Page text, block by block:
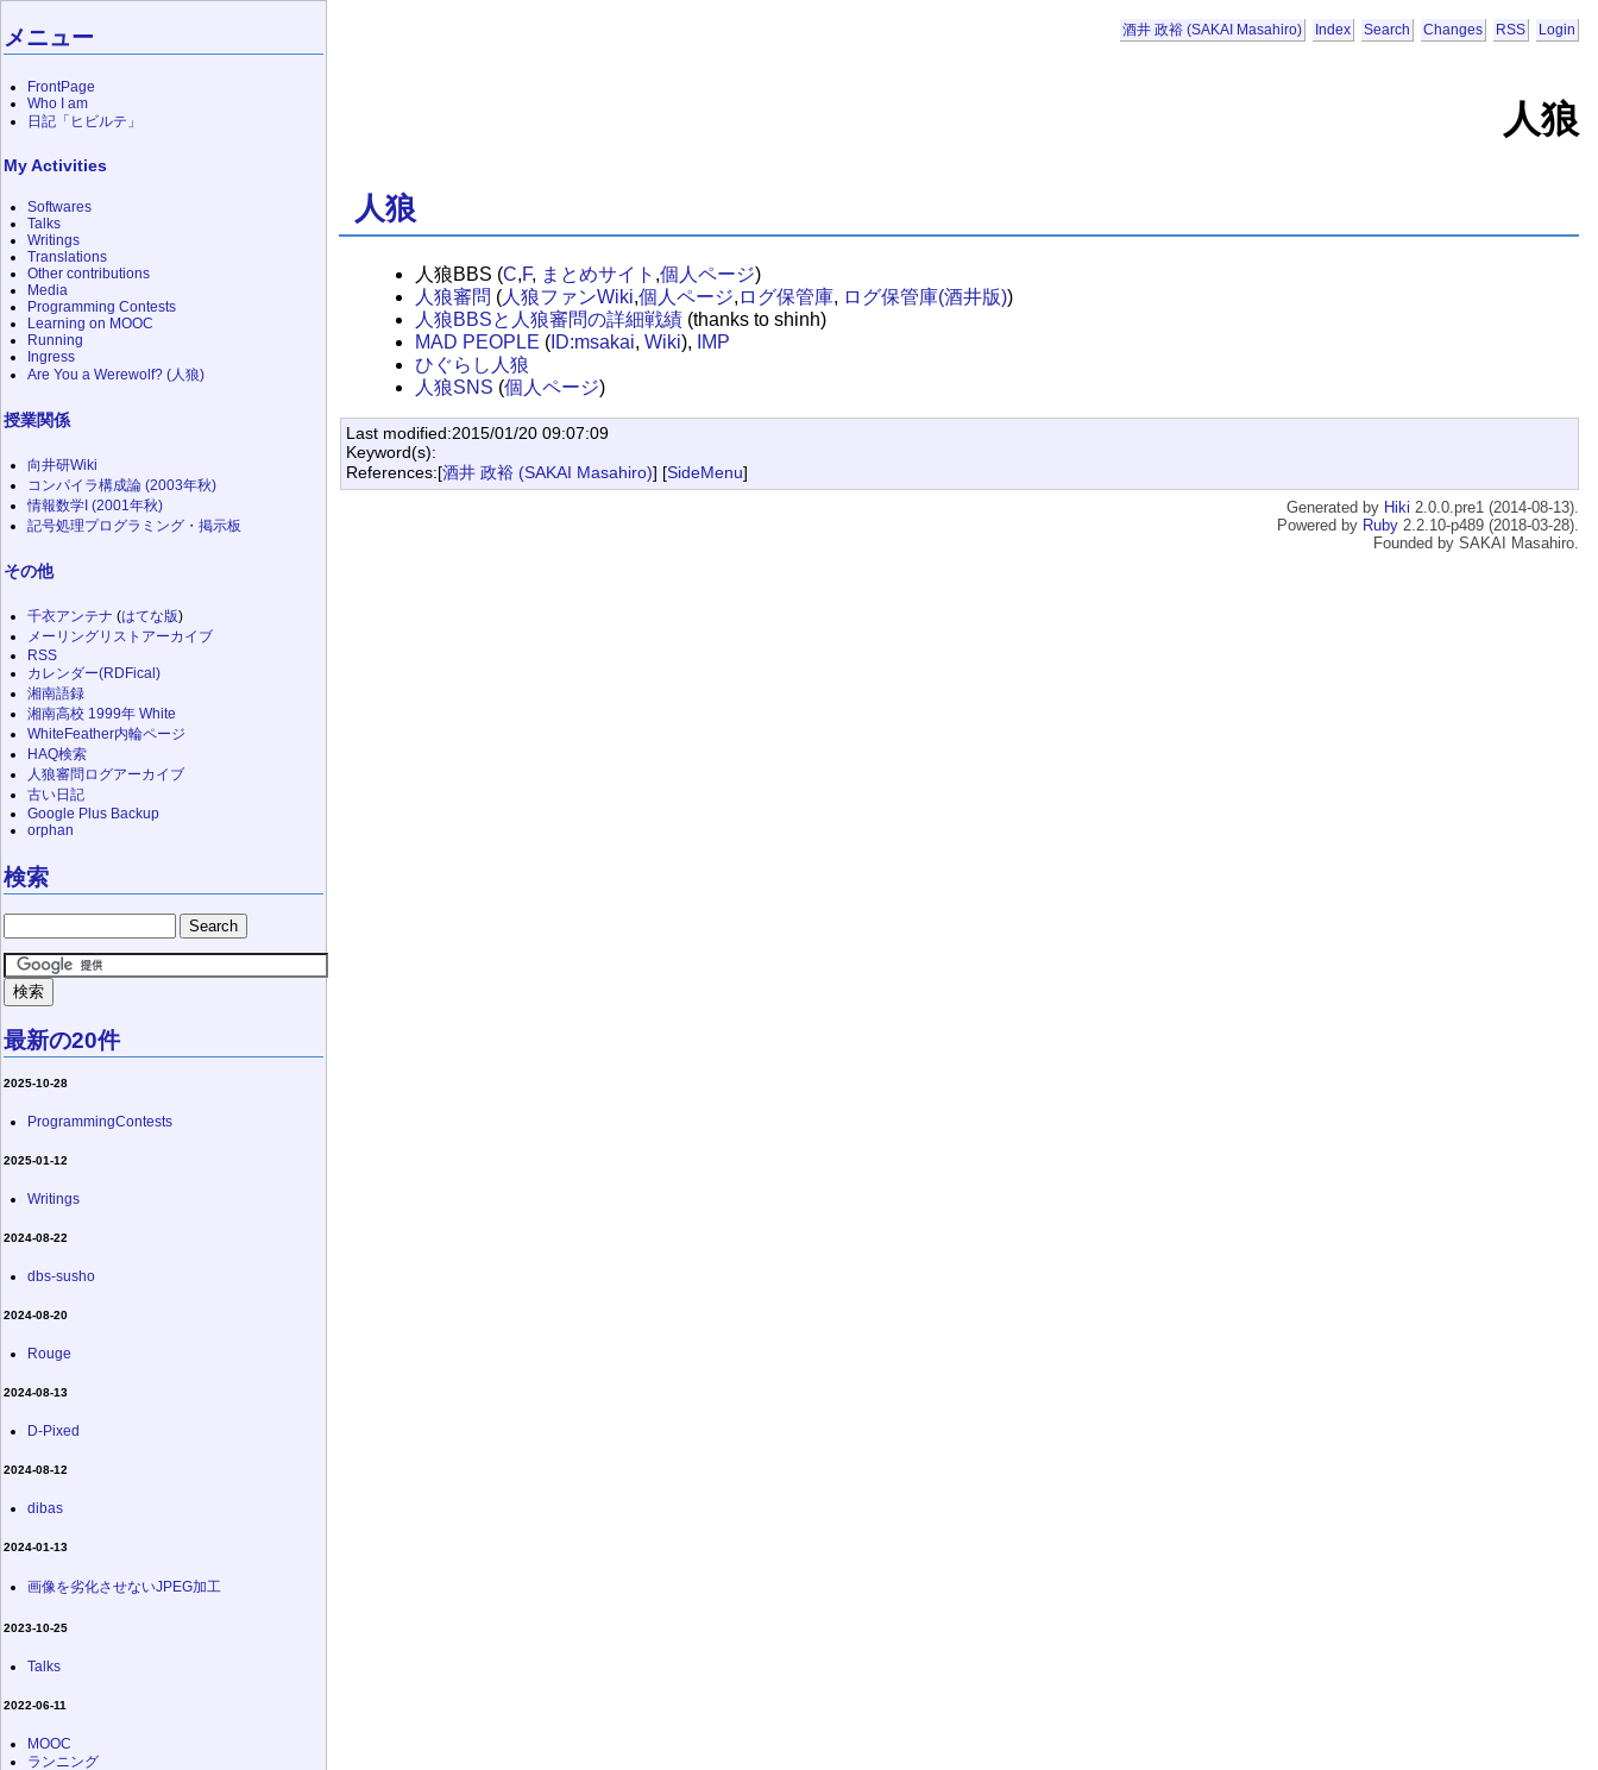
酒井 政裕 (SAKAI Masahiro) Index Search Changes RSS Login
人狼
人狼
人狼BBS (C,F, まとめサイト ,個人ページ)
人狼審問 (人狼ファンWiki,個人ページ, ログ保管庫, ログ保管庫(酒井版))
人狼BBSと人狼審問の詳細戦績(thanks to shinh)
MAD PEOPLE (ID:msakai, Wiki),
IMP
ひぐらし人狼
人狼SNS (個人ページ)
Last modified:2015/01/20 09:07:09
Keyword(s):
References:[酒井 政裕 (SAKAI Masahiro)] [SideMenu]
メニュー
FrontPage
Who I am
日記「ヒビルテ」
My Activities
Softwares
Talks
Writings
Translations
Other contributions
Media
Programming Contests
Learning on MOOC
Running
Ingress
Are You a Werewolf? (人狼)
授業関係
向井研Wiki
コンパイラ構成論 (2003年秋)
情報数学I (2001年秋)
記号処理プログラミング・掲示板
その他
千衣アンテナ (はてな版)
メーリングリストアーカイブ
RSS
カレンダー(RDFical)
湘南語録
湘南高校 1999年 White
WhiteFeather内輪ページ
HAQ検索
人狼審問ログアーカイブ
古い日記
Google Plus Backup
orphan
検索
最新の20件
2025-10-28
ProgrammingContests
2025-01-12
Writings
2024-08-22
dbs-susho
2024-08-20
Rouge
2024-08-13
D-Pixed
2024-08-12
dibas
2024-01-13
画像を劣化させないJPEG加工
2023-10-25
Talks
2022-06-11
MOOC
ランニング
Generated by Hiki 2.0.0.pre1 (2014-08-13).
Powered by Ruby 2.2.10-p489 (2018-03-28).
Founded by SAKAI Masahiro.